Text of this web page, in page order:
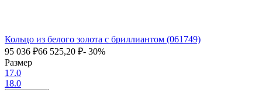
Кольцо из белого золота с бриллиантом (061749)
95 036 ₽66 525,20 ₽- 30%
Размер
17.0
18.0